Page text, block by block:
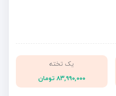
یک تخته
۸۳,۹۹۰,۰۰۰ تومان